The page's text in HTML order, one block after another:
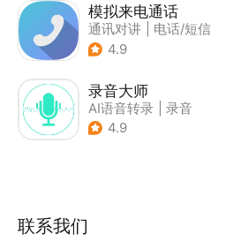
模拟来电通话
通讯对讲
电话/短信
4.9
录音大师
AI语音转录
录音
4.9
联系我们